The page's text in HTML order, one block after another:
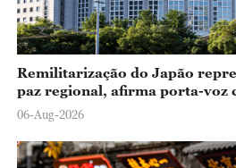
Remilitarização do Japão
paz regional, afirma porta-voz
06-Aug-2026